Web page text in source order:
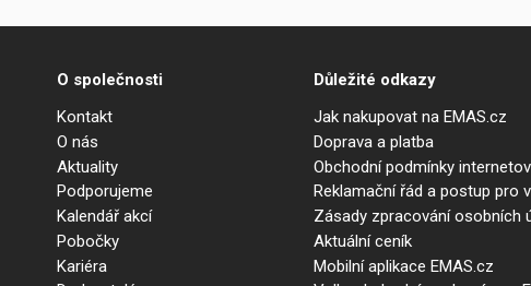
O společnosti
Kontakt
O nás
Aktuality
Podporujeme
Kalendář akcí
Pobočky
Kariéra
Důležité odkazy
Jak nakupovat na EMAS.cz
Doprava a platba
Obchodní podmínky
Reklamační řád a postup pro
Zásady zpracování osobních
Aktuální ceník
Mobilní aplikace EMAS.cz